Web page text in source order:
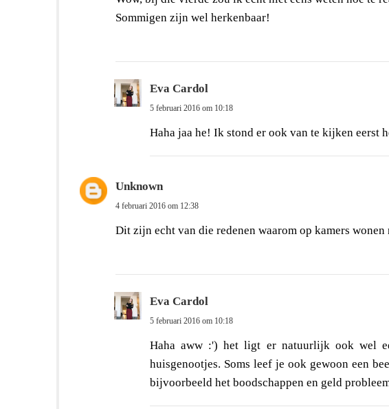
Sommigen zijn wel herkenbaar!
Eva Cardol
5 februari 2016 om 10:18
Haha jaa he! Ik stond er ook van te kijken eerst
Unknown
4 februari 2016 om 12:38
Dit zijn echt van die redenen waarom op kamers
Eva Cardol
5 februari 2016 om 10:18
Haha aww :') het ligt er natuurlijk ook wel
huisgenootjes. Soms leef je ook gewoon een
bijvoorbeeld het boodschappen en geld